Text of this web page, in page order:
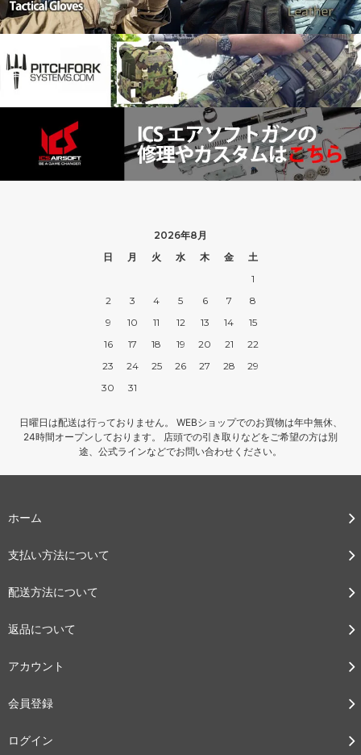
2026年8月
日
月 火 水 木 金
土
1
2
3 4 5 6 7
8
9
10 11 12 13 14
15
16
17 18 19 20 21
22
23
24 25 26 27 28
29
30
31
日曜日は配送は行っておりません。 WEBショップでのお買物は年中無休、
24時間オープンしております。 店頭での引き取りなどをご希望の方は別
途、公式ラインなどでお問い合わせください。
ホーム
支払い方法について
配送方法について
返品について
アカウント
会員登録
ログイン